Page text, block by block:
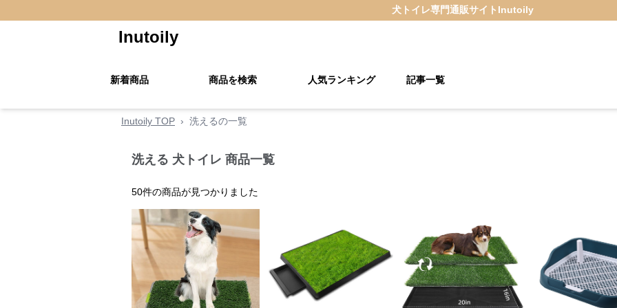
犬トイレ専門通販サイト Inutoily
Inutoily
新着商品 商品を検索 人気ランキング 記事一覧
Inutoily TOP › 洗えるの一覧
洗える 犬トイレ 商品一覧
50件の商品が見つかりました